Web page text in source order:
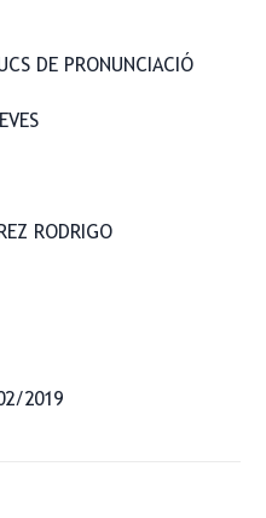
DE PRONUNCIACIÓ
RODRIGO
2019